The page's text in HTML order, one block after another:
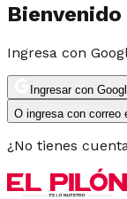
Ingresa con
Ingresar con
O ingresa con correo
¿No tienes